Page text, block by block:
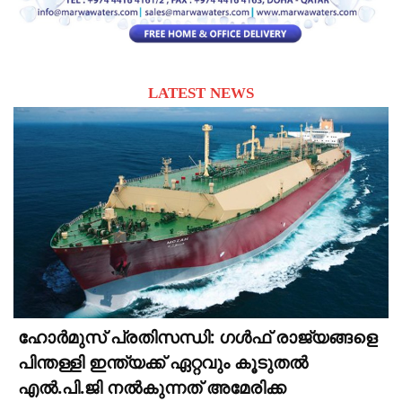
LATEST NEWS
ഹോർമുസ് പ്രതിസന്ധി: ഗൾഫ് രാജ്യങ്ങളെ
പിന്തള്ളി ഇന്ത്യക്ക് ഏറ്റവും കൂടുതൽ
എൽ.പി.ജി നൽകുന്നത് അമേരിക്ക